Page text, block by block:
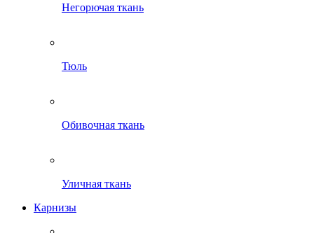
Негорючая ткань
Тюль
Обивочная ткань
Уличная ткань
Карнизы